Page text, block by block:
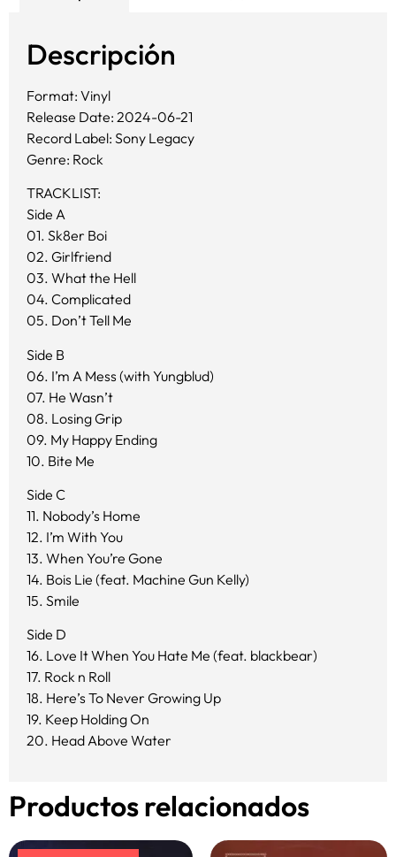
Descripción
Format: Vinyl
Release Date: 2024-06-21
Record Label: Sony Legacy
Genre: Rock
TRACKLIST:
Side A
01. Sk8er Boi
02. Girlfriend
03. What the Hell
04. Complicated
05. Don’t Tell Me
Side B
06. I’m A Mess (with Yungblud)
07. He Wasn’t
08. Losing Grip
09. My Happy Ending
10. Bite Me
Side C
11. Nobody’s Home
12. I’m With You
13. When You’re Gone
14. Bois Lie (feat. Machine Gun Kelly)
15. Smile
Side D
16. Love It When You Hate Me (feat. blackbear)
17. Rock n Roll
18. Here’s To Never Growing Up
19. Keep Holding On
20. Head Above Water
Productos relacionados